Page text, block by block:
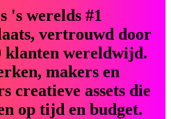
's werelds #1
vertrouwd door
klanten wereldwijd.
makers en
creatieve assets die
op tijd en budget.